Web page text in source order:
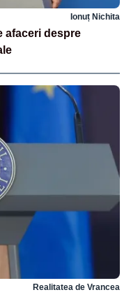
Ionuț Nichita
afaceri despre
Realitatea de Vrancea